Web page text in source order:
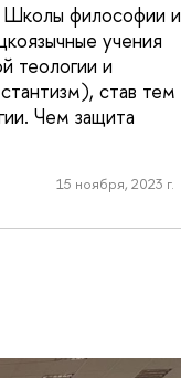
Школы философии и
учения
теологии и
став тем
Чем защита
15 ноября, 2023 г.